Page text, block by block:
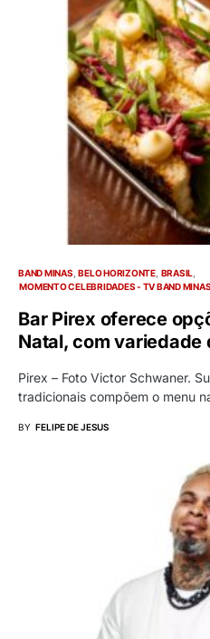
BAND MINAS BELO HORIZONTE BRASIL
MOMENTO CELEBRIDADES - TV BAND MINAS
Bar Pirex oferece
Natal, com variedade
Pirex – Foto Victor Schwaner.
tradicionais compõem o menu
BY FELIPE DE JESUS